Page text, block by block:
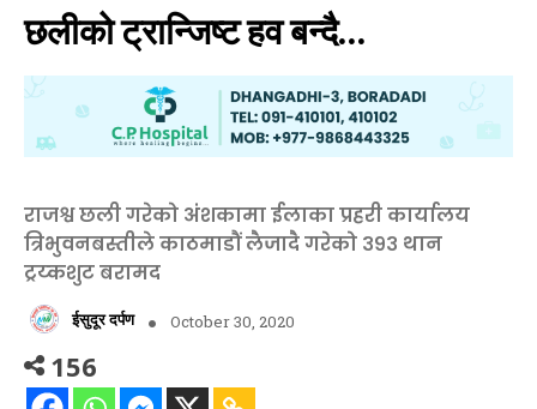
छलीको ट्रान्जिष्ट हव बन्दै…
राजश्व छली गरेको अंशकामा ईलाका प्रहरी कार्यालय
त्रिभुवनबस्तीले काठमाडौं लैजादै गरेको ३९३ थान
ट्रय्कशुट बरामद
ईसुदूर दर्पण October 30, 2020
156